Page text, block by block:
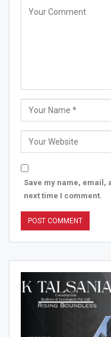
Save my name, email,
next time I comment.